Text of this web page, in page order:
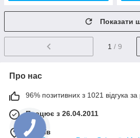
Показати
1 / 9
Про нас
96% позитивних з 1021 відгука за
Працює з 26.04.2011
м. Київ